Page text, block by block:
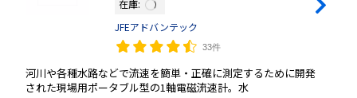
在庫:
JFEアドバンテック
33件
河川や各種水路などで流速を簡単・正確に測定するために開発
された現場用ポータブル型の1軸電磁流速計。水